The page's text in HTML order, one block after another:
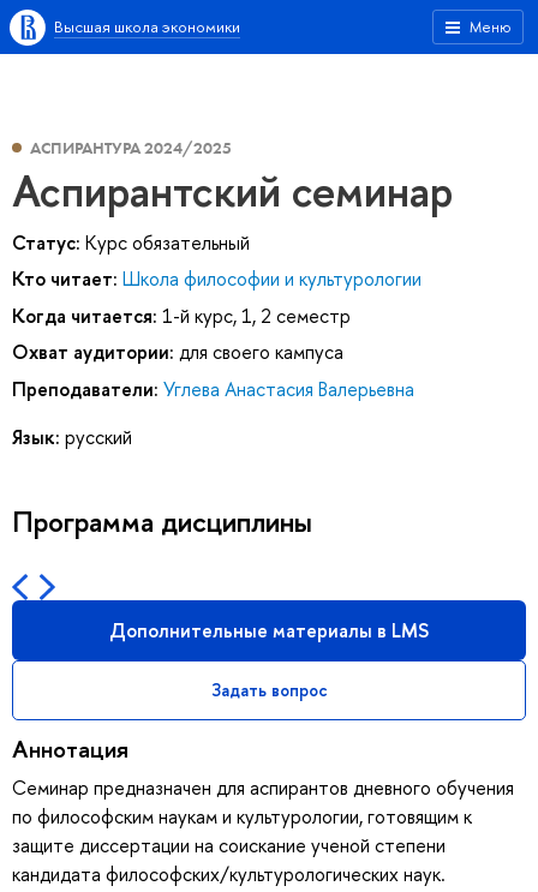
Меню
Высшая школа экономики
АСПИРАНТУРА 2024/2025
Аспирантский семинар
Статус: Курс обязательный
Кто читает: Школа философии и культурологии
Когда читается: 1-й курс, 1, 2 семестр
Охват аудитории: для своего кампуса
Преподаватели: Углева Анастасия Валерьевна
Язык: русский
Программа дисциплины
Дополнительные материалы в LMS
Задать вопрос
Аннотация
Семинар предназначен для аспирантов дневного обучения
по философским наукам и культурологии, готовящим к
защите диссертации на соискание ученой степени
кандидата философских/культурологических наук.